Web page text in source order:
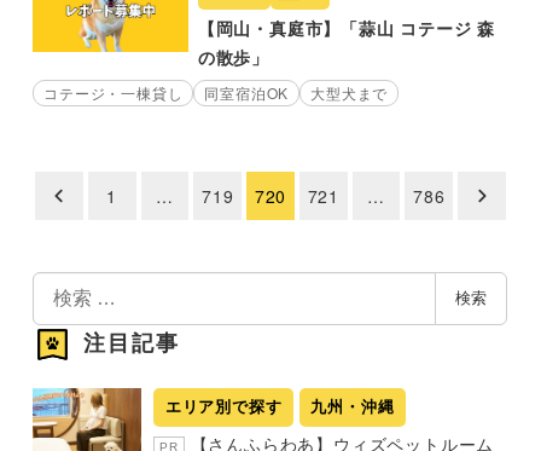
【岡山・真庭市】「蒜山 コテージ 森
の散歩」
コテージ・一棟貸し 同室宿泊OK 大型犬まで
投
の
ペ
ー
ジ
送
1 … 719 720 721 … 786
検
索
検索
注目記事
エリア別で探す 九州・沖縄
PR
【さんふらわあ】ウィズペットルーム